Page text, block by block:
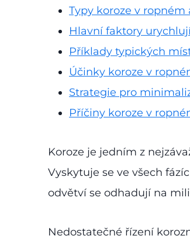
Typy koroze v
Hlavní faktory
Příklady typických
Účinky koroze v
Strategie pro
Příčiny koroze v
Koroze je jedním z
Vyskytuje se ve všech
odvětví se odhadují na
Nedostatečné řízení